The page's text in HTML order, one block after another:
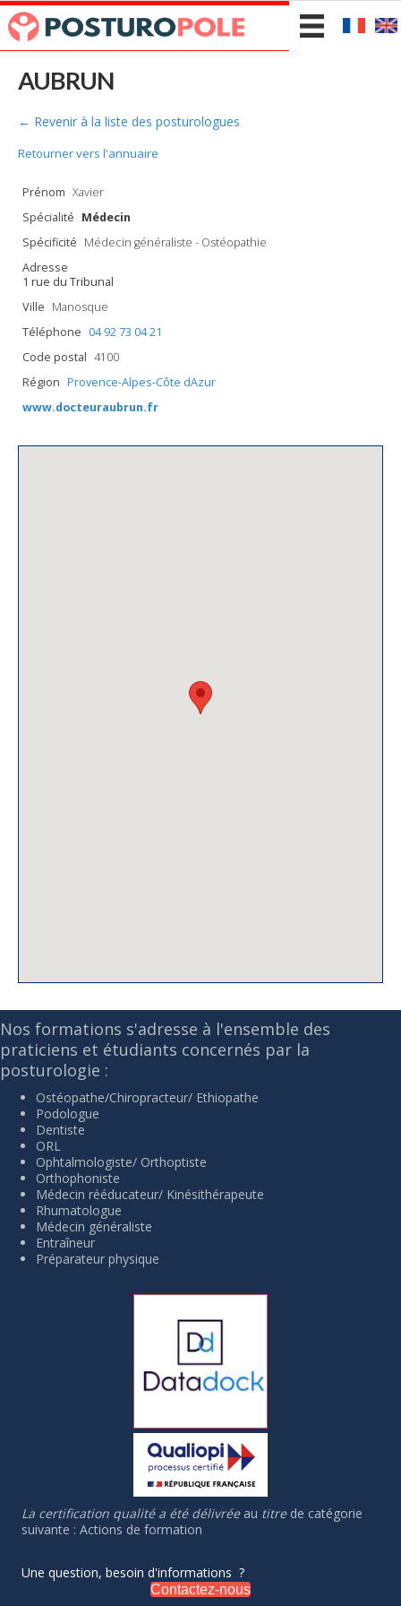
AUBRUN
← Revenir à la liste des posturologues
Retourner vers l'annuaire
Prénom Xavier
Spécialité Médecin
Spécificité Médecin généraliste - Ostéopathie
Adresse
1 rue du Tribunal
Ville Manosque
Téléphone 04 92 73 04 21
Code postal 4100
Région Provence-Alpes-Côte dAzur
www.docteuraubrun.fr
Nos formations s'adresse à l'ensemble des
praticiens et étudiants concernés par la
posturologie :
Ostéopathe/Chiropracteur/ Ethiopathe
Podologue
Dentiste
ORL
Ophtalmologiste/ Orthoptiste
Orthophoniste
Médecin rééducateur/ Kinésithérapeute
Rhumatologue
Médecin généraliste
Entraîneur
Préparateur physique
La certification qualité a été délivréeau titrede catégorie
suivante : Actions de formation
Une question, besoin d'informations ?
Contactez-nous